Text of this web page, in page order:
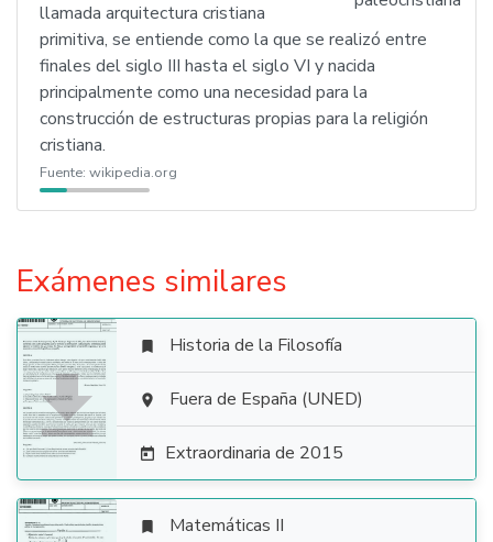
llamada arquitectura cristiana
primitiva, se entiende como la que se realizó entre
finales del siglo III hasta el siglo VI y nacida
principalmente como una necesidad para la
construcción de estructuras propias para la religión
cristiana.
Fuente: wikipedia.org
Exámenes similares

 Historia de la Filosofía
 Fuera de España (UNED)
 Extraordinaria de 2015
 Matemáticas II